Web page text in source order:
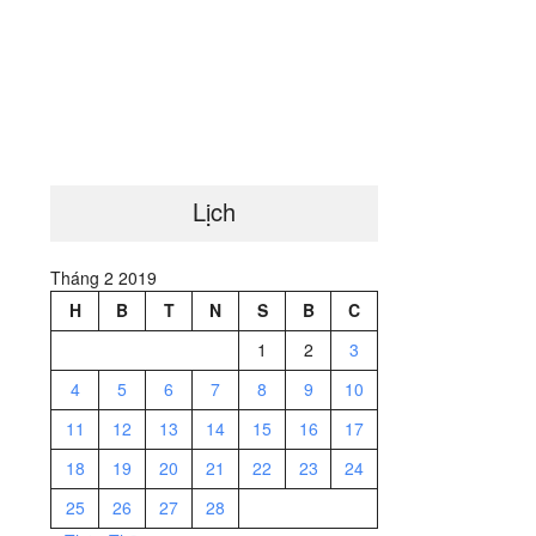
Lịch
Tháng 2 2019
H
B T N S B
C
1
2
3
4
5 6 7 8 9
10
11
12 13 14 15 16
17
18
19 20 21 22 23
24
25
26 27
28